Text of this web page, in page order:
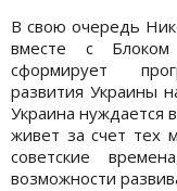
В свою очередь
вместе с
сформирует
развития Украины
Украина нуждается
живет за счет тех
советские
возможности